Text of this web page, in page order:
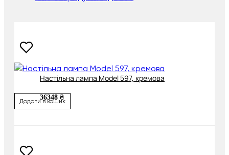
Настільна лампа Model 597, кремова
36348 ₴
Додати в кошик